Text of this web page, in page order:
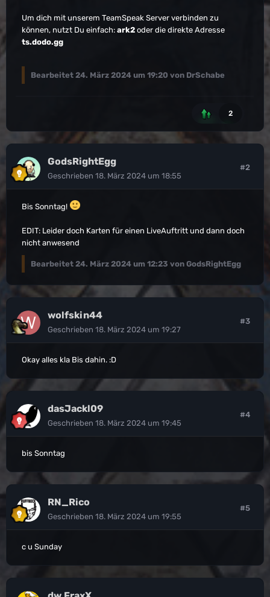
Um dich mit unserem TeamSpeak Server verbinden zu
können, nutzt Du einfach: ark2 oder die direkte Adresse
ts.dodo.gg
Bearbeitet 24. März 2024 um 19:20 von DrSchabe
2
GodsRightEgg
Geschrieben 18. März 2024 um 18:55
#2
Bis Sonntag!
EDIT: Leider doch Karten für einen LiveAuftritt und dann doch
nicht anwesend
Bearbeitet 24. März 2024 um 12:23 von GodsRightEgg
wolfskin44
Geschrieben 18. März 2024 um 19:27
#3
Okay alles kla Bis dahin. :D
dasJackl09
Geschrieben 18. März 2024 um 19:45
#4
bis Sonntag
RN_Rico
Geschrieben 18. März 2024 um 19:55
#5
c u Sunday